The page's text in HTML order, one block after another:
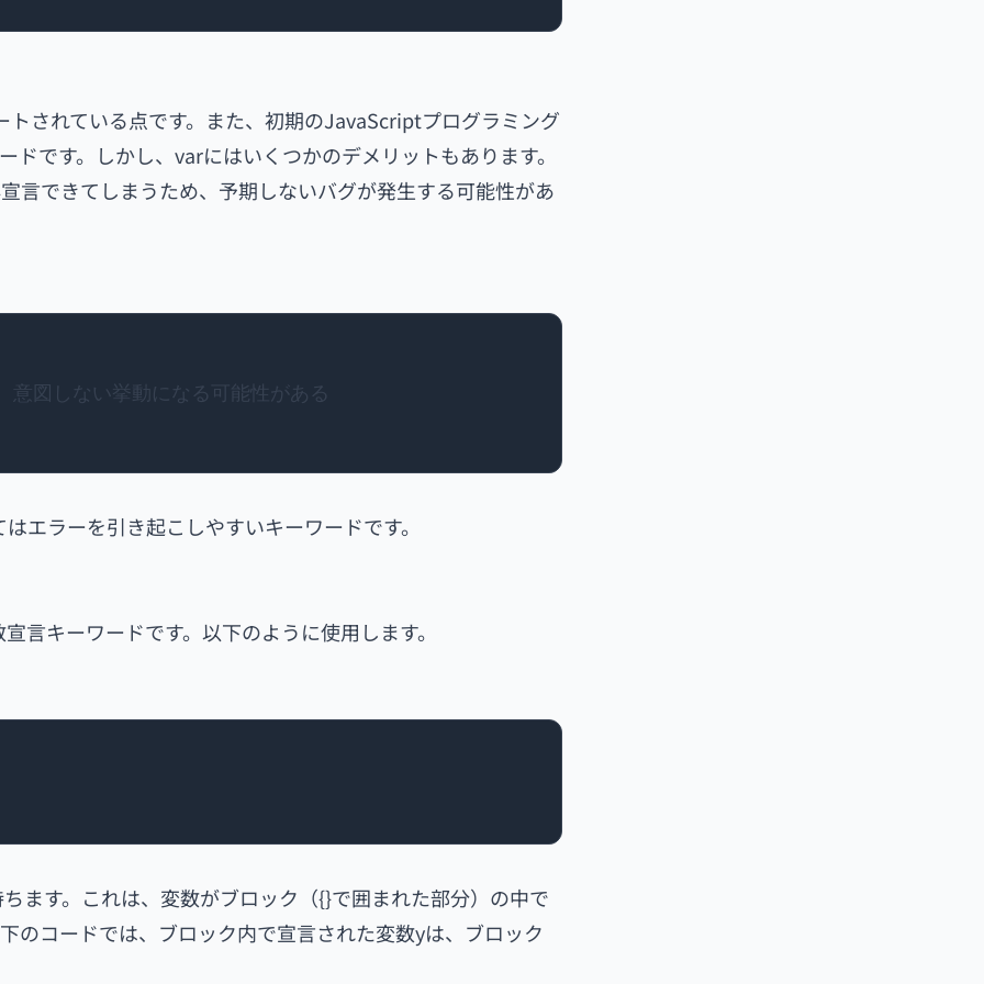
されている点です。また、初期のJavaScriptプログラミング
です。しかし、varにはいくつかのデメリットもあります。
言できてしまうため、予期しないバグが発生する可能性があ
しない挙動になる可能性がある
エラーを引き起こしやすいキーワードです。
言キーワードです。以下のように使用します。
ます。これは、変数がブロック（{}で囲まれた部分）の中で
のコードでは、ブロック内で宣言された変数yは、ブロック